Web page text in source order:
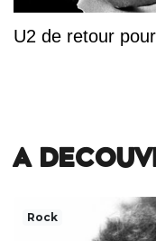
U2 de retour
A
Rock